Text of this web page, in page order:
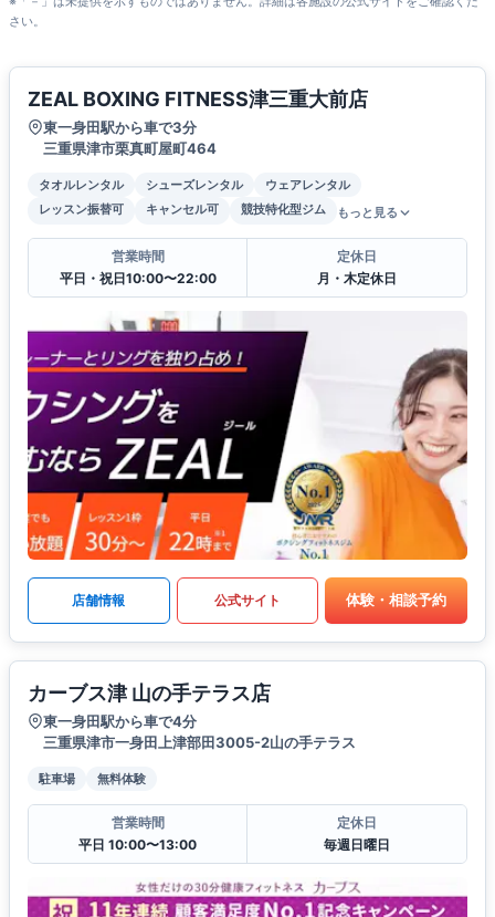
さい。
ZEAL BOXING FITNESS津三重大前店
東一身田駅から車で3分
三重県津市栗真町屋町464
タオルレンタル シューズレンタル
ウェアレンタル
レッスン振替可
キャンセル可 競技特化型ジム もっと見る
営業時間
平日・祝日10:00〜22:00
定休日
月・木定休日
店舗情報 公式サイト 体験・相談予約
カーブス津 山の手テラス店
東一身田駅から車で4分
三重県津市一身田上津部田3005-2山の手テラス
駐車場 無料体験
営業時間
平日 10:00〜13:00
定休日
毎週日曜日